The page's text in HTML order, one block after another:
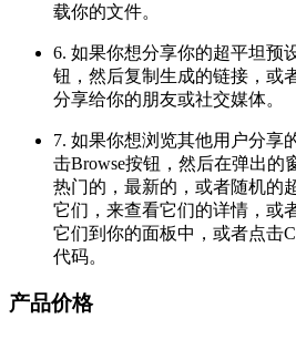
载你的文件。
6. 如果你想分享你的超平坦预
钮，然后复制生成的链接，或
分享给你的朋友或社交媒体。
7. 如果你想浏览其他用户分享
击Browse按钮，然后在弹出的
热门的，最新的，或者随机的
它们，来查看它们的详情，或
它们到你的面板中，或者点击
代码。
产品价格